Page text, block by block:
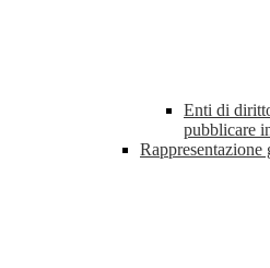
Enti di
pubblicare
Rappresentazione